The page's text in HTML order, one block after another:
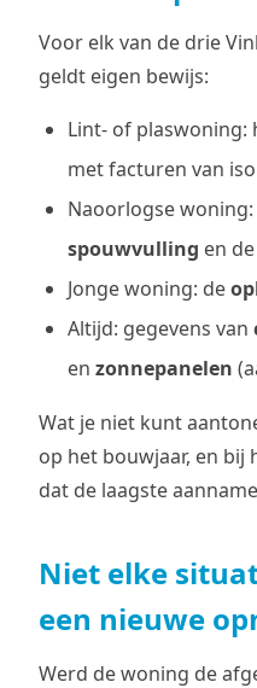
Voor elk van de drie
geldt eigen bewijs:
Lint- of plaswoning:
met facturen van
Naoorlogse
spouwvulling en de
Jonge woning: de
Altijd: gegevens van
en zonnepanelen
Wat je niet kunt
op het bouwjaar, en
dat de laagste
Niet elke
een nieuwe
Werd de woning de